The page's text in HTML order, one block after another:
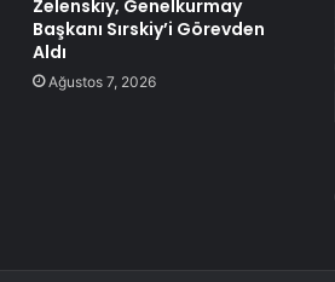
Zelenskiy, Genelkurmay
Başkanı Sırskiy’i Görevden
Aldı
Ağustos 7, 2026